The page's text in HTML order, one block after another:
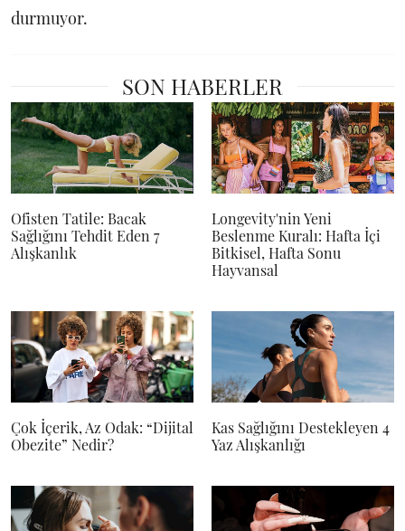
durmuyor.
SON HABERLER
Ofisten Tatile: Bacak
Sağlığını Tehdit Eden 7
Alışkanlık
Longevity'nin Yeni
Beslenme Kuralı: Hafta İçi
Bitkisel, Hafta Sonu
Hayvansal
Çok İçerik, Az Odak: “Dijital
Obezite” Nedir?
Kas Sağlığını Destekleyen 4
Yaz Alışkanlığı